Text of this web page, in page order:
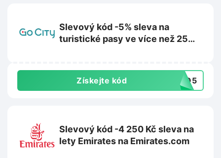
Slevový kód -5% sleva na
turistické pasy ve více než 25
Získejte kód SGO5
Slevový kód -4 250 Kč sleva na
lety Emirates na Emirates.com